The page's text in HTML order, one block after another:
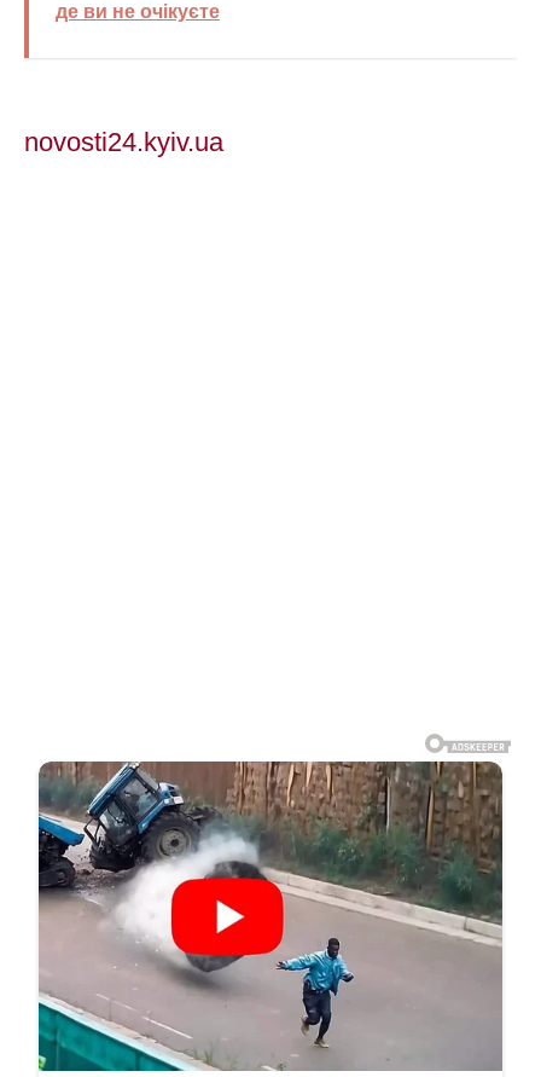
де ви не очікуєте
novosti24.kyiv.ua